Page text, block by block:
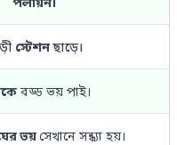
স্টেশনছাড়ে।
বড্ড ভয় পাই।
ভয়সেখানে সন্ধ্যা হয়।